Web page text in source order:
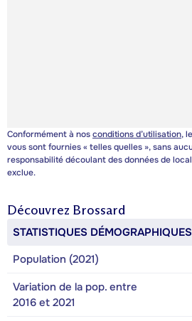
Conformément à nosconditions d’utilisation,
vous sont fournies « telles quelles », sans
responsabilité découlant des données de
exclue.
Découvrez Brossard
STATISTIQUES DÉMOGRAPHIQUES
Population (2021)
Variation de la pop. entre
2016 et 2021